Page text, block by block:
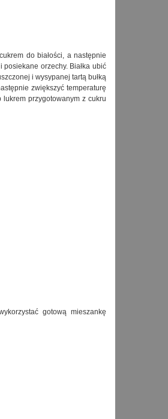
do białości, a następnie
posiekane orzechy. Białka ubić
i wysypanej tartą bułką
zwiększyć temperaturę
przygotowanym z cukru
gotową mieszankę